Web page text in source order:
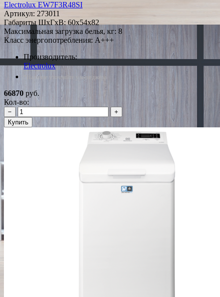
Electrolux EW7F3R48SI
Артикул: 273011
Габариты ШxГxВ: 60x54x82
Максимальная загрузка белья, кг: 8
Класс энергопотребления: A+++
Производитель:
Electrolux
*Наличие уточняйте у менеджера
66870 руб.
Кол-во:
−
+
Купить